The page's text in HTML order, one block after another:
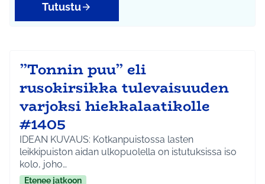
Tutustu
”Tonnin puu” eli
rusokirsikka tulevaisuuden
varjoksi hiekkalaatikolle
#1405
IDEAN KUVAUS: Kotkanpuistossa lasten
leikkipuiston aidan ulkopuolella on istutuksissa iso
kolo, joho…
Etenee jatkoon